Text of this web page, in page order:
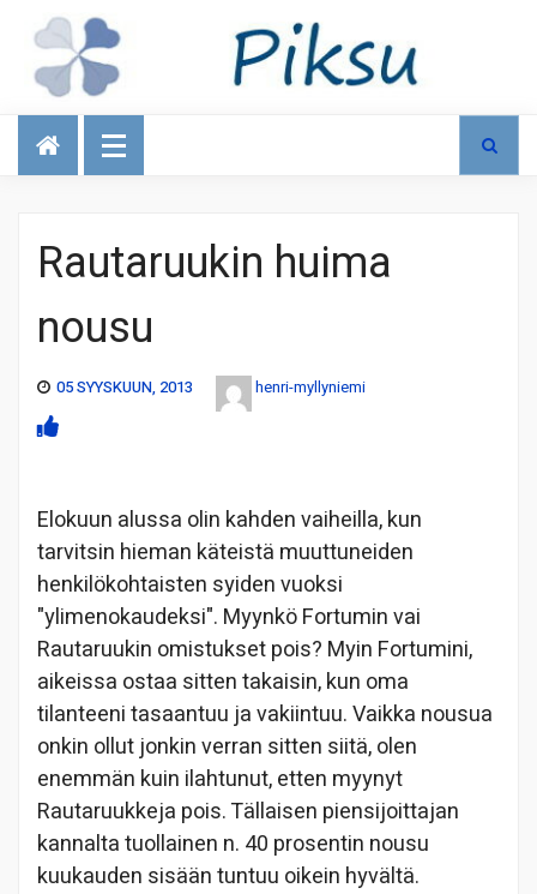
Talous
Rautaruukin huima
nousu
05 SYYSKUUN, 2013 henri-myllyniemi
Elokuun alussa olin kahden vaiheilla, kun
tarvitsin hieman käteistä muuttuneiden
henkilökohtaisten syiden vuoksi
"ylimenokaudeksi". Myynkö Fortumin vai
Rautaruukin omistukset pois? Myin Fortumini,
aikeissa ostaa sitten takaisin, kun oma
tilanteeni tasaantuu ja vakiintuu. Vaikka nousua
onkin ollut jonkin verran sitten siitä, olen
enemmän kuin ilahtunut, etten myynyt
Rautaruukkeja pois. Tällaisen piensijoittajan
kannalta tuollainen n. 40 prosentin nousu
kuukauden sisään tuntuu oikein hyvältä.